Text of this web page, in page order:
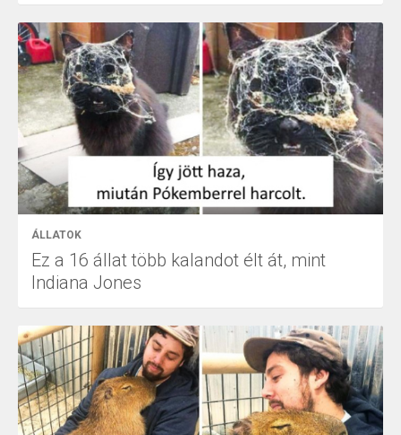
ÁLLATOK
Ez a 16 állat több kalandot élt át, mint
Indiana Jones